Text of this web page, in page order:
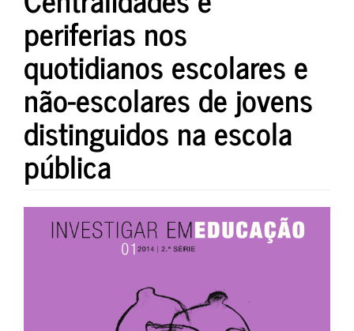
periferias nos
quotidianos escolares e
não-escolares de jovens
distinguidos na escola
pública